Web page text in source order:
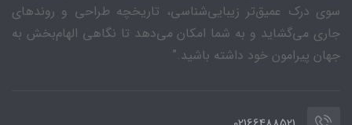
سوی درک عمیق‌تر زیبایی‌شناسی، تاریخچه طراحی و روندهای
جاری می‌گشاید و به شما امکان می‌دهد تا نگاهی الهام‌بخش به
جهان پیرامون خود داشته باشید.”